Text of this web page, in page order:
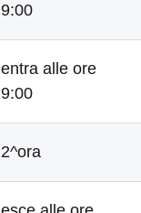
9:00
entra alle ore
9:00
2^ora